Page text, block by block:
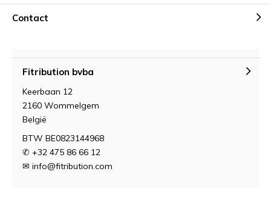
Contact
Fitribution bvba
Keerbaan 12
2160 Wommelgem
België
BTW BE0823144968
✆ +32 475 86 66 12
✉ info@fitribution.com